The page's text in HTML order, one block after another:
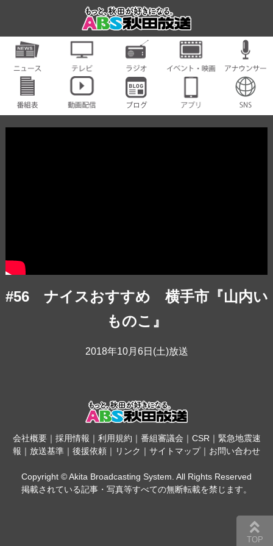
#56 ナイスおすすめ 横手市『山内い
ものこ』
2018年10月6日(土)放送
会社概要｜ 採用情報 ｜ 利用規約 ｜ 番組審議会 ｜ CSR ｜ 緊急地震速
報 ｜ 放送基準 ｜ 後援依頼 ｜ リンク ｜ サイトマップ｜ お問い合わせ
Copyright © Akita Broadcasting System. All Rights Reserved
掲載されている記事・写真等すべての無断転載を禁じます。